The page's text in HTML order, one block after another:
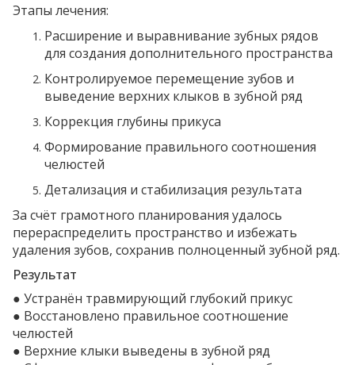
Этапы лечения:
Расширение и выравнивание зубных рядов
для создания дополнительного пространства
Контролируемое перемещение зубов и
выведение верхних клыков в зубной ряд
Коррекция глубины прикуса
Формирование правильного соотношения
челюстей
Детализация и стабилизация результата
За счёт грамотного планирования удалось
перераспределить пространство и избежать
удаления зубов, сохранив полноценный зубной ряд.
Результат
● Устранён травмирующий глубокий прикус
● Восстановлено правильное соотношение
челюстей
● Верхние клыки выведены в зубной ряд